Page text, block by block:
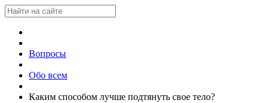
Вопросы
Обо всем
Каким способом лучше подтянуть свое тело?